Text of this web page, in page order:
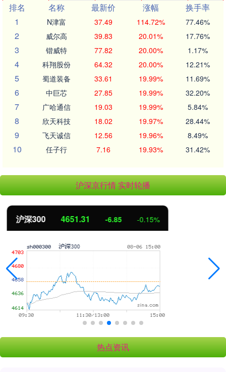
排名
名称 最新价 涨幅
换手率
1
N津富 37.49 114.72% 77.46%
2 威尔高 39.83 20.01% 17.76%
3 锴威特 77.82 20.00% 1.17%
4 科翔股份 64.32 20.00% 12.21%
5 蜀道装备 33.61 19.99% 11.69%
6 中巨芯 27.85 19.99% 32.20%
7 广哈通信 19.03 19.99% 5.84%
8 欣天科技 18.02 19.97% 28.44%
9 飞天诚信 12.56 19.96% 8.49%
10 任子行 7.16 19.93% 31.42%
沪深京行情 实时轮播
北证50 1122.88 3.42
热点资讯